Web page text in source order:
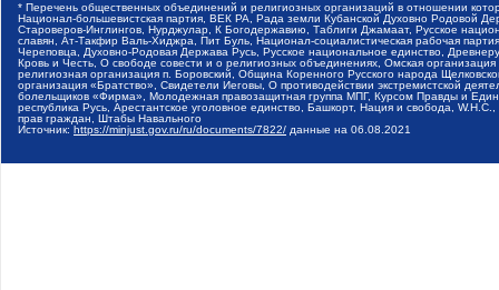
* Перечень общественных объединений и религиозных организаций в отношении
Национал-большевистская партия, ВЕК РА, Рада земли Кубанской Духовно Родовой
Староверов-Инглингов, Нурджулар, К Богодержавию, Таблиги Джамаат, Русское
славян, Ат-Такфир Валь-Хиджра, Пит Буль, Национал-социалистическая рабочая
Череповца, Духовно-Родовая Держава Русь, Русское национальное единство,
Кровь и Честь, О свободе совести и о религиозных объединениях, Омская
религиозная организация п. Боровский, Община Коренного Русского народа
организация «Братство», Свидетели Иеговы, О противодействии экстремистской
болельщиков «Фирма», Молодежная правозащитная группа МПГ, Курсом Правды и
республика Русь, Арестантское уголовное единство, Башкорт, Нация и свобода,
прав граждан, Штабы Навального
Источник: https://minjust.gov.ru/ru/documents/7822/ данные на 06.08.2021